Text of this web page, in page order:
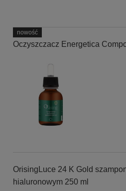
Oczyszczacz Energetica
nowość
OrisingLuce 24 K Gold
hialuronowym 250 ml